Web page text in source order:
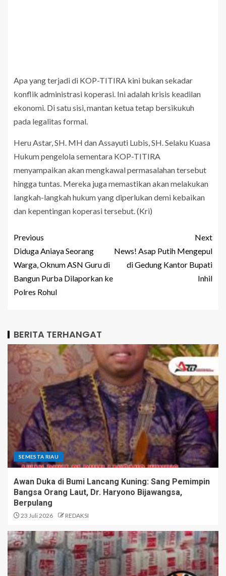
Apa yang terjadi di KOP-TITIRA kini bukan sekadar
konflik administrasi koperasi. Ini adalah krisis keadilan
ekonomi. Di satu sisi, mantan ketua tetap bersikukuh
pada legalitas formal.
Heru Astar, SH. MH dan Assayuti Lubis, SH. Selaku Kuasa
Hukum pengelola sementara KOP-TITIRA
menyampaikan akan mengkawal permasalahan tersebut
hingga tuntas. Mereka juga memastikan akan melakukan
langkah-langkah hukum yang diperlukan demi kebaikan
dan kepentingan koperasi tersebut. (Kri)
Previous
Diduga Aniaya Seorang
Warga, Oknum ASN Guru di
Bangun Purba Dilaporkan ke
Polres Rohul
Next
News! Asap Putih Mengepul
di Gedung Kantor Bupati
Inhil
BERITA TERHANGAT
SEMESTA RIAU
Awan Duka di Bumi Lancang Kuning: Sang Pemimpin
Bangsa Orang Laut, Dr. Haryono Bijawangsa,
Berpulang
23 Juli 2026 REDAKSI